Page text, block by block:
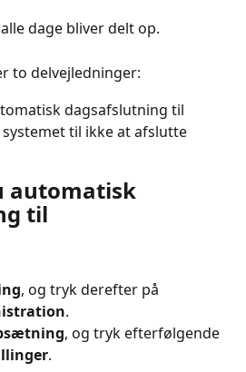
dage bliver delt op.
to delvejledninger:
dagsafslutning til
til ikke at afslutte
automatisk
til
, og tryk derefter på
.
, og tryk efterfølgende
.